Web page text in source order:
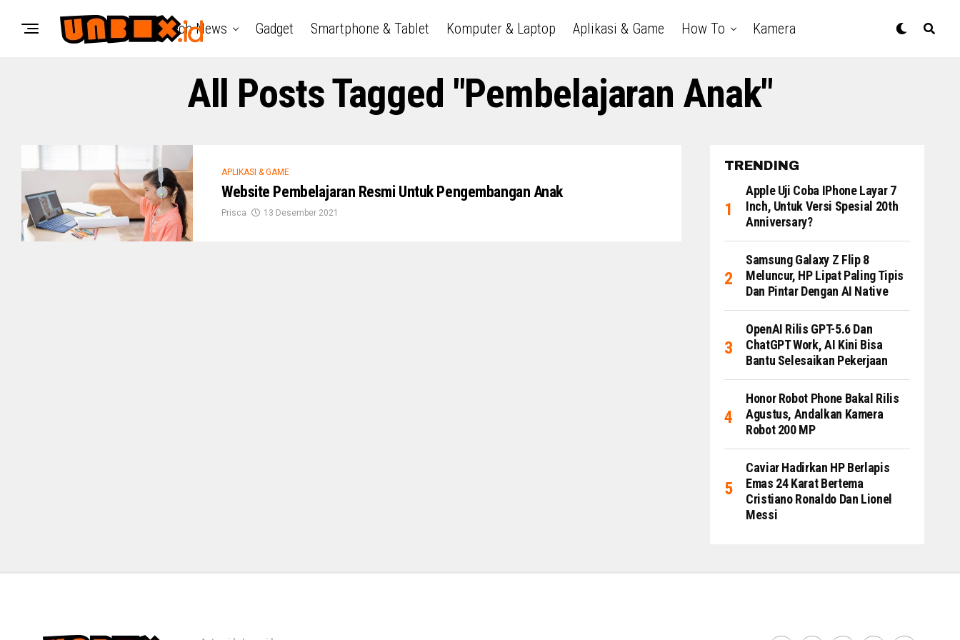
Tech News Gadget Smartphone & Tablet Komputer & Laptop Aplikasi & Game How To Kamera
All Posts Tagged "pembelajaran Anak"
APLIKASI & GAME
Website Pembelajaran Resmi Untuk Pengembangan Anak
Prisca 13 Desember 2021
TRENDING
Apple Uji Coba IPhone Layar 7
Inch, Untuk Versi Spesial 20th
Anniversary?
Samsung Galaxy Z Flip 8
Meluncur, HP Lipat Paling Tipis
Dan Pintar Dengan AI Native
OpenAI Rilis GPT-5.6 Dan
ChatGPT Work, AI Kini Bisa
Bantu Selesaikan Pekerjaan
Honor Robot Phone Bakal Rilis
Agustus, Andalkan Kamera
Robot 200 MP
Caviar Hadirkan HP Berlapis
Emas 24 Karat Bertema
Cristiano Ronaldo Dan Lionel
Messi